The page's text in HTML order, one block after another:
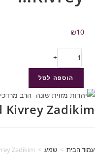
₪10
-
+
הוספה לסל
Kivrey Zadikim
עמוד הבית > שמע >
Zadikim